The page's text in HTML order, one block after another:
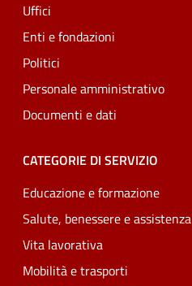
Uffici
Enti e fondazioni
Politici
Personale amministrativo
Documenti e dati
CATEGORIE DI SERVIZIO
Educazione e formazione
Salute, benessere e assistenza
Vita lavorativa
Mobilità e trasporti